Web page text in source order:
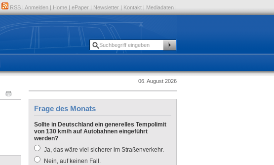
RSS | Anmelden | Home | ePaper | Newsletter | Kontakt | Mediadaten |
06. August 2026
Frage des Monats
Sollte in Deutschland ein generelles Tempolimit
von 130 km/h auf Autobahnen eingeführt
werden?
Ja, das wäre viel sicherer im Straßenverkehr.
Nein, auf keinen Fall.